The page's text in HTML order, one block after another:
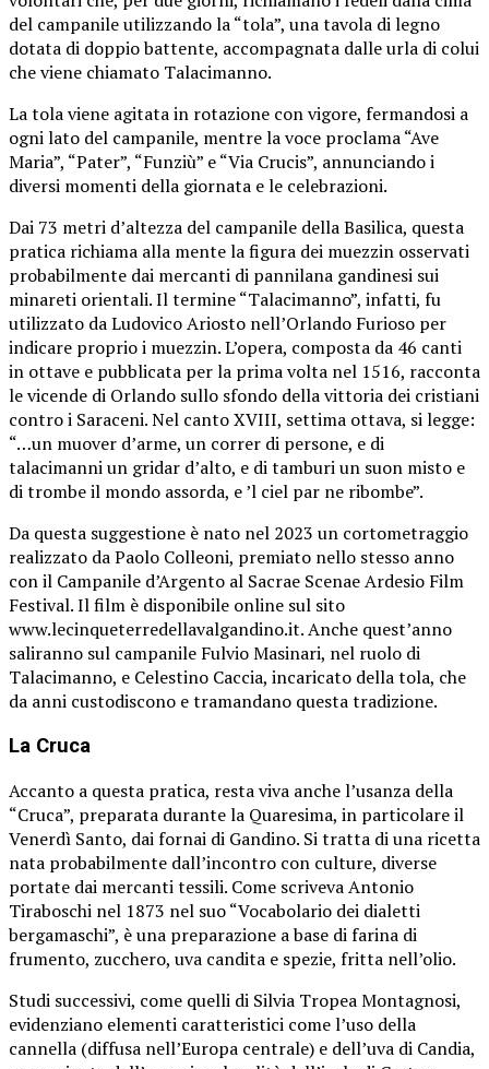
del campanile utilizzando la “tola”, una tavola di legno
dotata di doppio battente, accompagnata dalle urla di colui
che viene chiamato Talacimanno.
La tola viene agitata in rotazione con vigore, fermandosi a
ogni lato del campanile, mentre la voce proclama “Ave
Maria”, “Pater”, “Funziù” e “Via Crucis”, annunciando i
diversi momenti della giornata e le celebrazioni.
Dai 73 metri d’altezza del campanile della Basilica, questa
pratica richiama alla mente la figura dei muezzin osservati
probabilmente dai mercanti di pannilana gandinesi sui
minareti orientali. Il termine “Talacimanno”, infatti, fu
utilizzato da Ludovico Ariosto nell’Orlando Furioso per
indicare proprio i muezzin. L’opera, composta da 46 canti
in ottave e pubblicata per la prima volta nel 1516, racconta
le vicende di Orlando sullo sfondo della vittoria dei cristiani
contro i Saraceni. Nel canto XVIII, settima ottava, si legge:
“…un muover d’arme, un correr di persone, e di
talacimanni un gridar d’alto, e di tamburi un suon misto e
di trombe il mondo assorda, e ’l ciel par ne ribombe”.
Da questa suggestione è nato nel 2023 un cortometraggio
realizzato da Paolo Colleoni, premiato nello stesso anno
con il Campanile d’Argento al Sacrae Scenae Ardesio Film
Festival. Il film è disponibile online sul sito
www.lecinqueterredellavalgandino.it. Anche quest’anno
saliranno sul campanile Fulvio Masinari, nel ruolo di
Talacimanno, e Celestino Caccia, incaricato della tola, che
da anni custodiscono e tramandano questa tradizione.
La Cruca
Accanto a questa pratica, resta viva anche l’usanza della
“Cruca”, preparata durante la Quaresima, in particolare il
Venerdì Santo, dai fornai di Gandino. Si tratta di una ricetta
nata probabilmente dall’incontro con culture, diverse
portate dai mercanti tessili. Come scriveva Antonio
Tiraboschi nel 1873 nel suo “Vocabolario dei dialetti
bergamaschi”, è una preparazione a base di farina di
frumento, zucchero, uva candita e spezie, fritta nell’olio.
Studi successivi, come quelli di Silvia Tropea Montagnosi,
evidenziano elementi caratteristici come l’uso della
cannella (diffusa nell’Europa centrale) e dell’uva di Candia,